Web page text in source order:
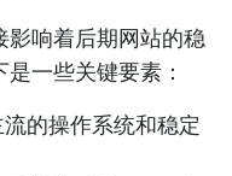
影响着后期网站的稳
一些关键要素：
流的操作系统和稳定